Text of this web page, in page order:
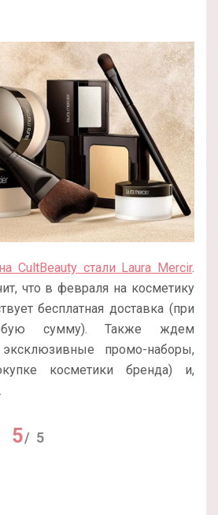
CultBeauty стали Laura Mercir.
что в февраля на косметику
бесплатная доставка (при
сумму). Также ждем
промо-наборы,
косметики бренда) и,
5/ 5